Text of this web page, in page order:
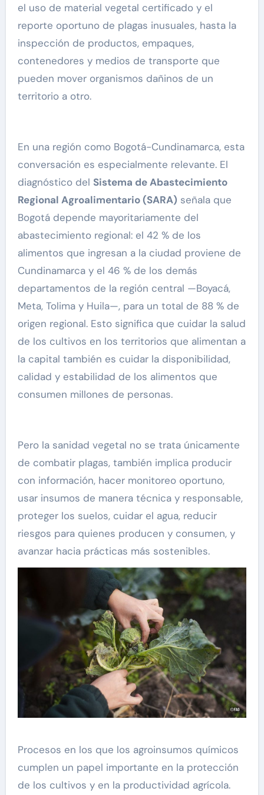
el uso de material vegetal certificado y el
reporte oportuno de plagas inusuales, hasta la
inspección de productos, empaques,
contenedores y medios de transporte que
pueden mover organismos dañinos de un
territorio a otro.
En una región como Bogotá-Cundinamarca, esta
conversación es especialmente relevante. El
diagnóstico del Sistema de Abastecimiento
Regional Agroalimentario (SARA) señala que
Bogotá depende mayoritariamente del
abastecimiento regional: el 42 % de los
alimentos que ingresan a la ciudad proviene de
Cundinamarca y el 46 % de los demás
departamentos de la región central —Boyacá,
Meta, Tolima y Huila—, para un total de 88 % de
origen regional. Esto significa que cuidar la salud
de los cultivos en los territorios que alimentan a
la capital también es cuidar la disponibilidad,
calidad y estabilidad de los alimentos que
consumen millones de personas.
Pero la sanidad vegetal no se trata únicamente
de combatir plagas, también implica producir
con información, hacer monitoreo oportuno,
usar insumos de manera técnica y responsable,
proteger los suelos, cuidar el agua, reducir
riesgos para quienes producen y consumen, y
avanzar hacia prácticas más sostenibles.
Procesos en los que los agroinsumos químicos
cumplen un papel importante en la protección
de los cultivos y en la productividad agrícola.